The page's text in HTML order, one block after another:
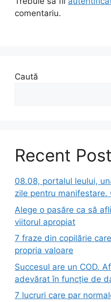
comentariu.
Caută
Recent
08.08, portalul leului,
zile pentru manifestare.
Alege o pasăre ca să
viitorul apropiat
7 fraze din copilărie
propria valoare
Succesul are un COD.
adevărat în funcție de
7 lucruri care par